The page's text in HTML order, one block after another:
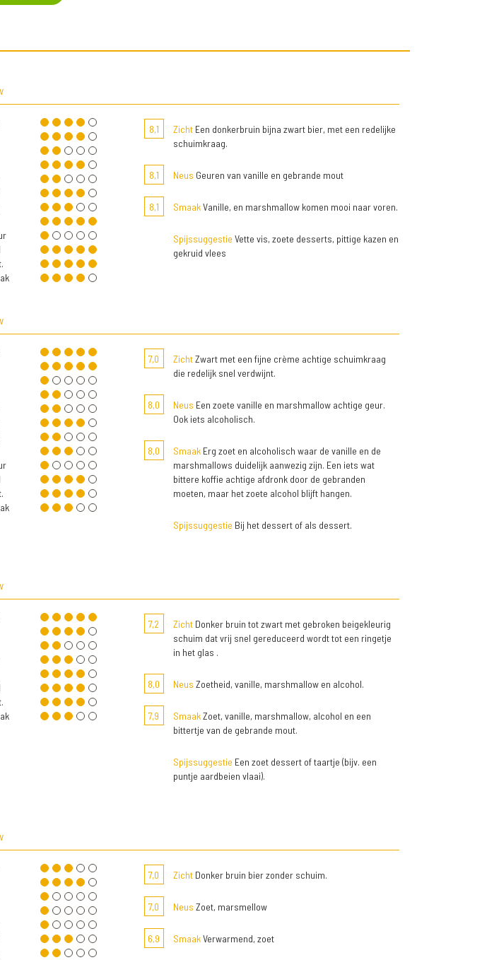
8,1 ZichtEen donkerbruin bijna zwart bier, met een redelijke
schuimkraag.
8,1 Neus Geuren van vanille en gebrande mout
8,1 SmaakVanille, en marshmallow komen mooi naar voren.
Spijssuggestie Vette vis, zoete desserts, pittige kazen en
gekruid vlees
7,0 ZichtZwart met een fijne crème achtige schuimkraag
die redelijk snel verdwijnt.
8,0 Neus Een zoete vanille en marshmallow achtige geur.
Ook iets alcoholisch.
8,0 SmaakErg zoet en alcoholisch waar de vanille en de
marshmallows duidelijk aanwezig zijn. Een iets wat
bittere koffie achtige afdronk door de gebranden
moeten, maar het zoete alcohol blijft hangen.
Spijssuggestie Bij het dessert of als dessert.
7,2 ZichtDonker bruin tot zwart met gebroken beigekleurig
schuim dat vrij snel gereduceerd wordt tot een ringetje
in het glas .
8,0 Neus Zoetheid, vanille, marshmallow en alcohol.
7,9 SmaakZoet, vanille, marshmallow, alcohol en een
bittertje van de gebrande mout.
Spijssuggestie Een zoet dessert of taartje (bijv. een
puntje aardbeien vlaai).
7,0 ZichtDonker bruin bier zonder schuim.
7,0 Neus Zoet, marsmellow
6,9 SmaakVerwarmend, zoet